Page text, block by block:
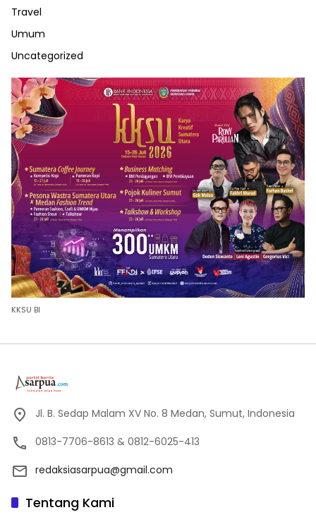
Travel
Umum
Uncategorized
KKSU BI
Jl. B. Sedap Malam XV No. 8 Medan, Sumut, Indonesia
0813-7706-8613 & 0812-6025-413
redaksiasarpua@gmail.com
Tentang Kami